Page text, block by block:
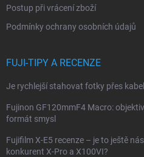
Postup při vrácení zboží
Podmínky ochrany osobních údajů
FUJI-TIPY A RECENZE
Je rychlejší stahovat fotky přes
Fujinon GF120mmF4 Macro:
formát smysl
Fujifilm X-E5 recenze – je to ještě
konkurent X-Pro a X100VI?